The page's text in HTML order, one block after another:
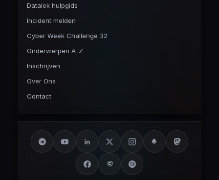
Datalek hulpgids
Incident melden
Cyber Week Challenge 32
Onderwerpen A-Z
Inschrijven
Over Ons
Contact